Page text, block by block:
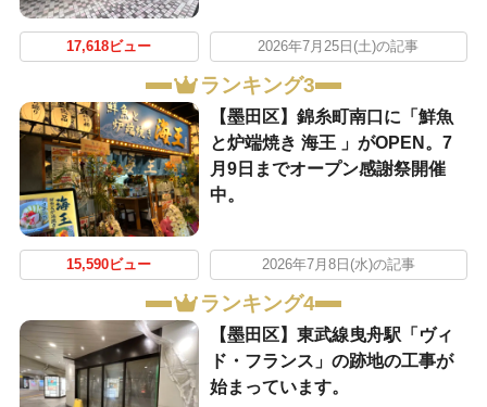
17,618ビュー 2026年7月25日(土)の記事
ランキング3
【墨田区】錦糸町南口に「鮮魚
と炉端焼き 海王 」がOPEN。7
月9日までオープン感謝祭開催
中。
15,590ビュー 2026年7月8日(水)の記事
ランキング4
【墨田区】東武線曳舟駅「ヴィ
ド・フランス」の跡地の工事が
始まっています。